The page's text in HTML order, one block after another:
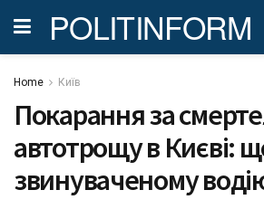
POLITINFORM
Home Київ
Покарання за
автотрощу в Києві:
звинуваченому